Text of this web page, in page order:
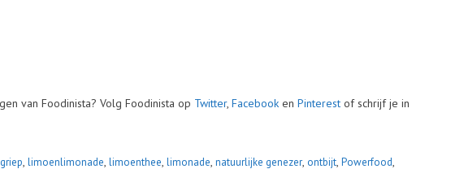
van Foodinista? Volg Foodinista op Twitter, Facebook en Pinterest of schrijf je in
griep, limoenlimonade, limoenthee, limonade, natuurlijke genezer, ontbijt, Powerfood,